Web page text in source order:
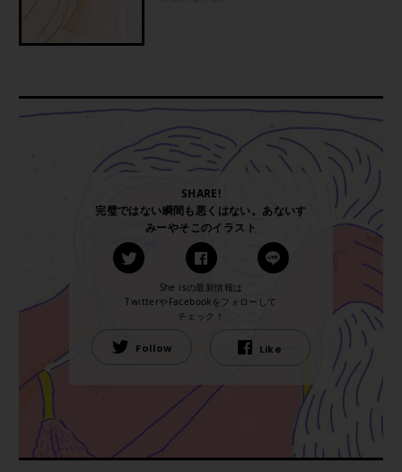
SHARE!
完璧ではない瞬間も悪くはない。あないす
みーやそこのイラスト
She isの最新情報は
TwitterやFacebookをフォローして
チェック！
Follow Like